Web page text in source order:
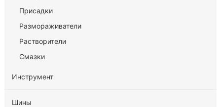
Присадки
Размораживатели
Растворители
Смазки
Инструмент
Шины